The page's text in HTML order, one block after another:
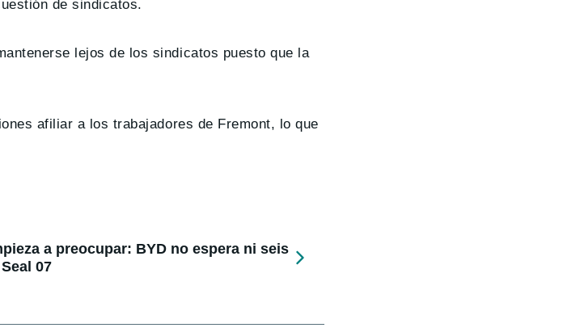
de sindicatos.
lejos de los sindicatos puesto que la
afiliar a los trabajadores de Fremont, lo que
a preocupar: BYD no espera ni seis
07